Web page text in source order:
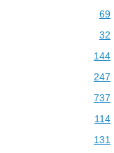
69
32
144
247
737
114
131